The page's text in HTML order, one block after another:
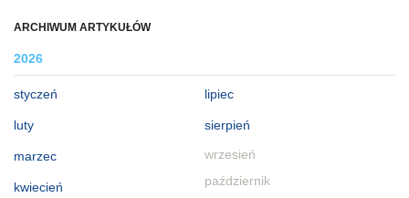
ARCHIWUM ARTYKUŁÓW
2026
styczeń
luty
marzec
kwiecień
lipiec
sierpień
wrzesień
październik